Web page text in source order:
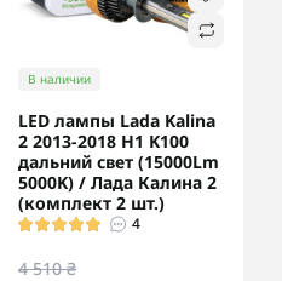
В наличии
LED лампы Lada Kalina
2 2013-2018 H1 K100
дальний свет (15000Lm
5000K) / Лада Калина 2
(комплект 2 шт.)
4
4 510 ₴